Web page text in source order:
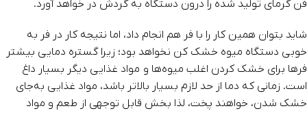
فن گرمای تولید شده را درون دستگاه به‌ گردش در خواهد ‌آورد.
شاید بتوان همین کار را با فر هم انجام داد، اما نتیجه کار در فر به
‌خوبی دستگاه میوه خشک‌ کن‌‌ نخواهد بود؛ زیرا گستره دمایی بیشتر
فرها برای خشک‌ کردن اغلب میوه‌ها و مواد غذایی دیگر بسیار داغ
است. زمانی که دما از حد لازم بسیار بالاتر باشد، مواد غذایی به‌جای
خشک‌ شدن، خواهند پخت، لذا بخش قابل‌ توجهی از طعم و مواد